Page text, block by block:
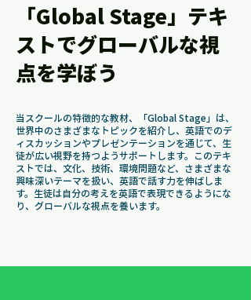
「Global Stage」テキ
ストでグローバルな視
点を学ぼう
当スクールの特徴的な教材、「Global Stage」は、
世界中のさまざまなトピックを紹介し、英語でのデ
ィスカッションやプレゼンテーションを通じて、生
徒が広い視野を持つようサポートします。このテキ
ストでは、文化、技術、環境問題など、さまざまな
興味深いテーマを扱い、英語で話す力を伸ばしま
す。生徒は自分の考えを英語で表現できるようにな
り、グローバルな視点を養います。